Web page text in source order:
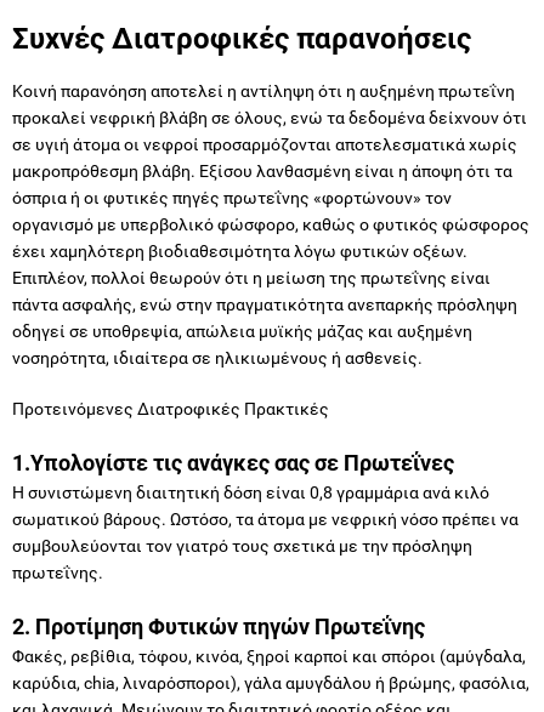
Συχνές Διατροφικές παρανοήσεις
Κοινή παρανόηση αποτελεί η αντίληψη ότι η αυξημένη πρωτεΐνη
προκαλεί νεφρική βλάβη σε όλους, ενώ τα δεδομένα δείχνουν ότι
σε υγιή άτομα οι νεφροί προσαρμόζονται αποτελεσματικά χωρίς
μακροπρόθεσμη βλάβη. Εξίσου λανθασμένη είναι η άποψη ότι τα
όσπρια ή οι φυτικές πηγές πρωτεΐνης «φορτώνουν» τον
οργανισμό με υπερβολικό φώσφορο, καθώς ο φυτικός φώσφορος
έχει χαμηλότερη βιοδιαθεσιμότητα λόγω φυτικών οξέων.
Επιπλέον, πολλοί θεωρούν ότι η μείωση της πρωτεΐνης είναι
πάντα ασφαλής, ενώ στην πραγματικότητα ανεπαρκής πρόσληψη
οδηγεί σε υποθρεψία, απώλεια μυϊκής μάζας και αυξημένη
νοσηρότητα, ιδιαίτερα σε ηλικιωμένους ή ασθενείς.
Προτεινόμενες Διατροφικές Πρακτικές
1.Υπολογίστε τις ανάγκες σας σε Πρωτεΐνες
Η συνιστώμενη διαιτητική δόση είναι 0,8 γραμμάρια ανά κιλό
σωματικού βάρους. Ωστόσο, τα άτομα με νεφρική νόσο πρέπει να
συμβουλεύονται τον γιατρό τους σχετικά με την πρόσληψη
πρωτεΐνης.
2. Προτίμηση Φυτικών πηγών Πρωτεΐνης
Φακές, ρεβίθια, τόφου, κινόα, ξηροί καρποί και σπόροι (αμύγδαλα,
καρύδια, chia, λιναρόσποροι), γάλα αμυγδάλου ή βρώμης, φασόλια,